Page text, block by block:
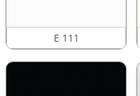
E 111